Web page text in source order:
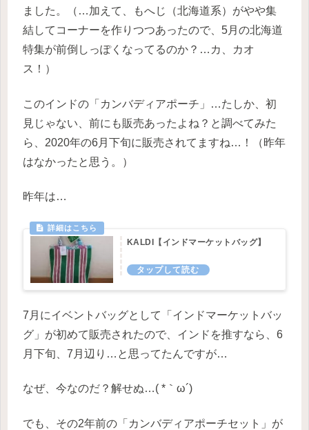
ました。（…加えて、もへじ（北海道系）がやや集
結してコーナーを作りつつあったので、5月の北海道
特集が前倒しっぽくなってるのか？…カ、カオ
ス！）
このインドの「カンバディアポーチ」…たしか、初
見じゃない、前にも販売あったよね？と調べてみた
ら、2020年の6月下旬に販売されてますね…！（昨年
はなかったと思う。）
昨年は…
KALDI【インドマーケットバッグ】
7月にイベントバッグとして「インドマーケットバッ
グ」が初めて販売されたので、インドを推すなら、6
月下旬、7月辺り…と思ってたんですが…
なぜ、今なのだ？解せぬ…( *｀ω´)
でも、その2年前の「カンバディアポーチセット」が